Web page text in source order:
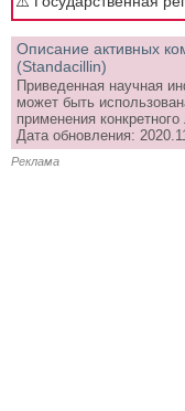
Описание активных
(Standacillin)
Приведенная научная
может быть
применения конкретного
Дата обновления:
Реклама